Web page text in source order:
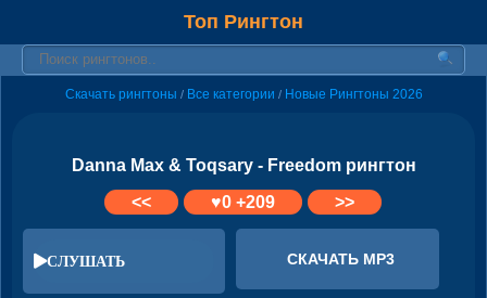
Топ Рингтон
Скачать рингтоны / Все категории / Новые Рингтоны 2026
Danna Max & Toqsary - Freedom рингтон
<<
♥0+209 >>
СЛУШАТЬ СКАЧАТЬ MP3